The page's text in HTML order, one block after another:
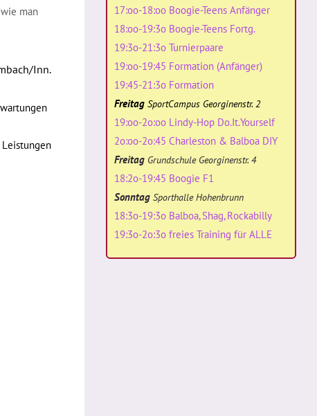
man
Inn.
Leistungen
17:oo-18:oo Boogie-Teens Anfänger
18:oo-19:3o Boogie-Teens Fortg.
19:3o-21:3o Turnierpaare
19:oo-19:45 Formation (Anfänger)
19:45-21:3o Formation
Freitag SportCampus Georginenstr. 2
19:oo-2o:oo Lindy-Hop Do.It.Yourself
2o:oo-2o:45 Charleston & Balboa DIY
Freitag Grundschule Georginenstr. 4
18:2o-19:45 Boogie F1
Sonntag Sporthalle Hohenbrunn
18:3o-19:3o Balboa, Shag, Rockabilly
19:3o-2o:3o freies Training für ALLE